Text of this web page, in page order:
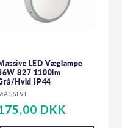
LED Væglampe
827 1100lm
Hvid IP44
DKK